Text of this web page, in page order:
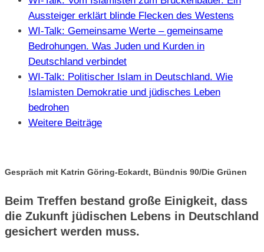
Aussteiger erklärt blinde Flecken des Westens
WI-Talk: Gemeinsame Werte – gemeinsame
Bedrohungen. Was Juden und Kurden in
Deutschland verbindet
WI-Talk: Politischer Islam in Deutschland. Wie
Islamisten Demokratie und jüdisches Leben
bedrohen
Weitere Beiträge
Gespräch mit Katrin Göring-Eckardt, Bündnis 90/Die Grünen
Beim Treffen bestand große Einigkeit, dass
die Zukunft jüdischen Lebens in Deutschland
gesichert werden muss.